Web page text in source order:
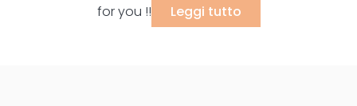
for you !!
Leggi tutto